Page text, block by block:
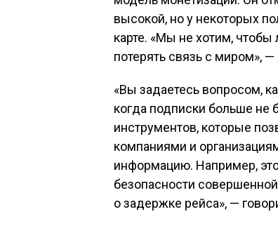
высокой, но у некоторых
карте. «Мы не хотим,
потерять связь с миром»,
«Вы задаетесь вопросом,
когда подписки больше не
инструментов, которые
компаниями и
информацию. Например,
безопасности
о задержке рейса», —